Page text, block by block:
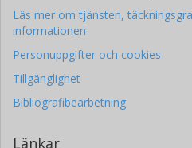
Läs mer om tjänsten,
informationen
Personuppgifter och cookies
Tillgänglighet
Bibliografibearbetning
Länkar